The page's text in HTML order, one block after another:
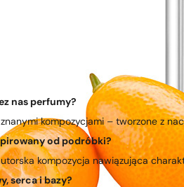
pytania
nas perfumy?
kompozycjami – tworzone z
od podróbki?
kompozycja nawiązująca
serca i bazy?